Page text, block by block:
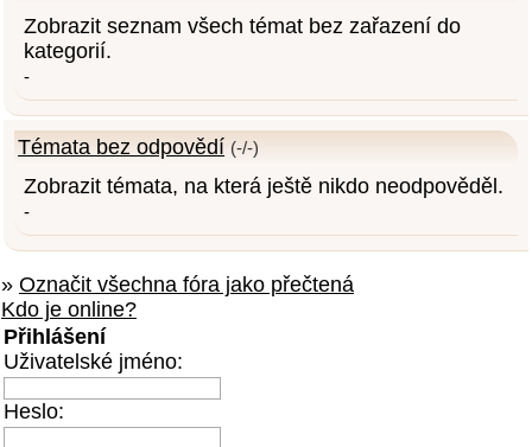
Zobrazit seznam všech témat bez zařazení do
kategorií.
-
Témata bez odpovědí (-/-)
Zobrazit témata, na která ještě nikdo neodpověděl.
-
» Označit všechna fóra jako přečtená
Kdo je online?
Přihlášení
Uživatelské jméno:
Heslo: